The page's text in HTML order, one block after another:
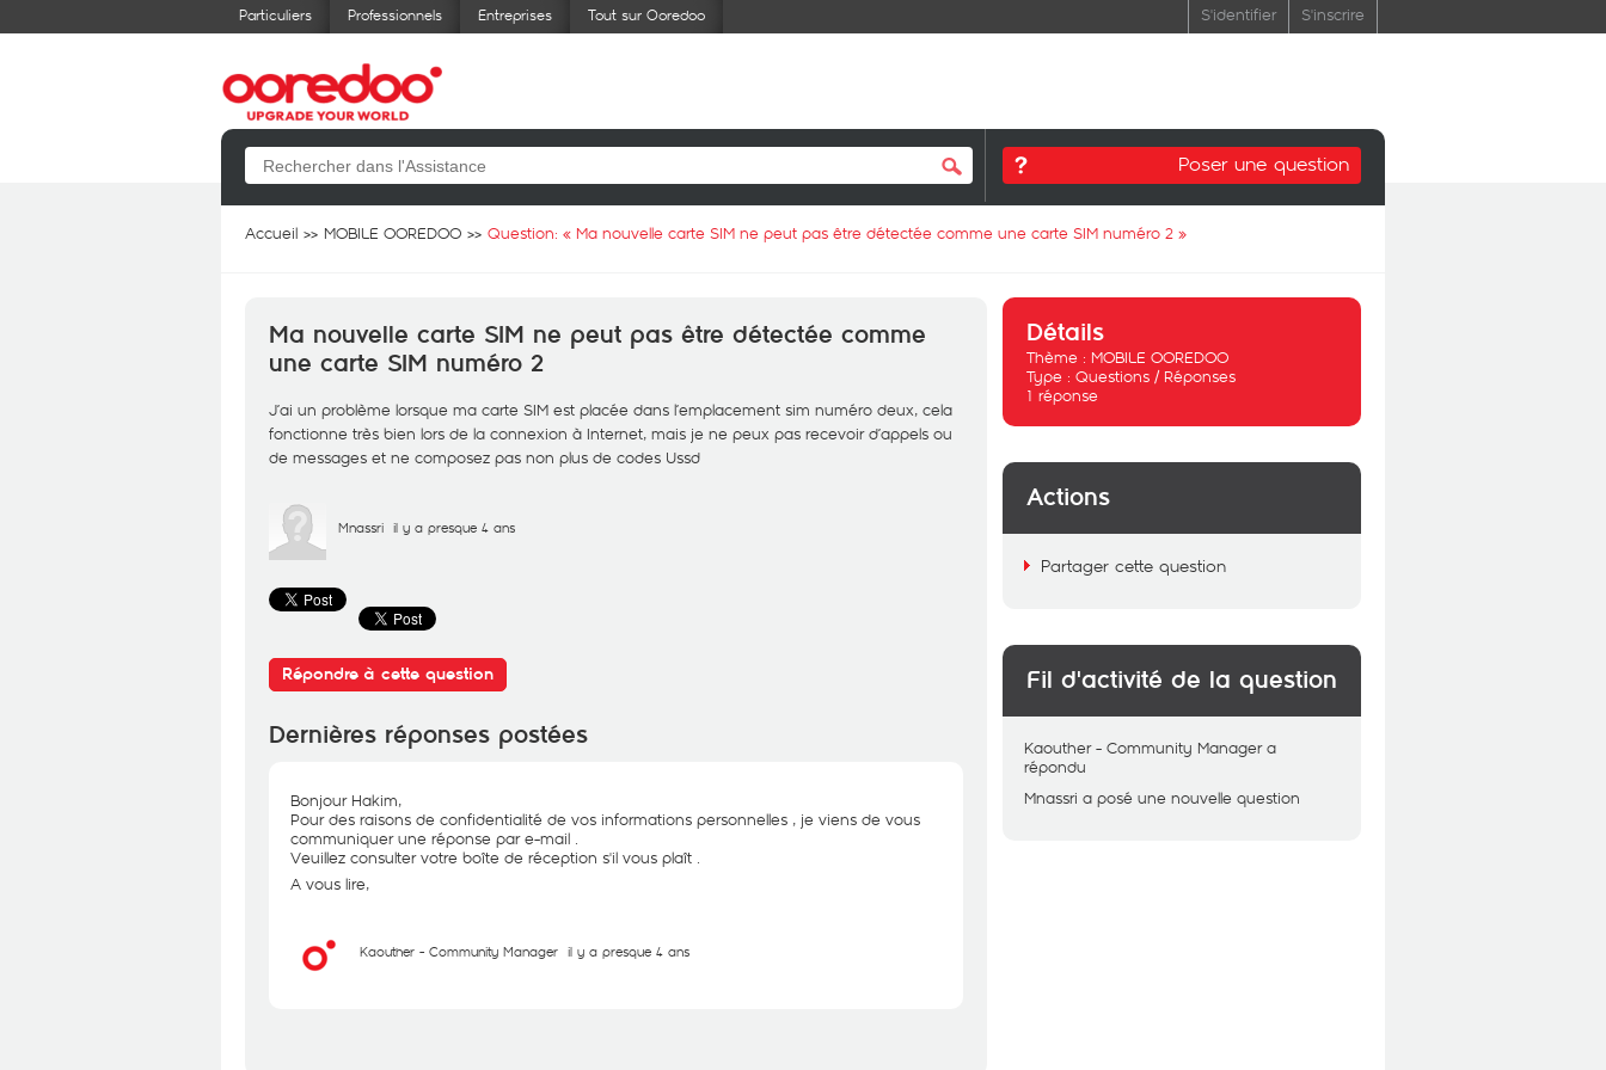
Particuliers Professionnels Entreprises Tout sur Ooredoo S'identifier S'inscrire
Poser une question
Accueil MOBILE OOREDOO Question: « Ma nouvelle carte SIM ne peut pas être détectée comme une carte SIM numéro 2 »
Ma nouvelle carte SIM ne peut pas être détectée comme
une carte SIM numéro 2
J’ai un problème lorsque ma carte SIM est placée dans l’emplacement sim numéro deux, cela
fonctionne très bien lors de la connexion à Internet, mais je ne peux pas recevoir d’appels ou
de messages et ne composez pas non plus de codes Ussd
Mnassri il y a presque 4 ans
Répondre à cette question
Dernières réponses postées
Bonjour Hakim,
Pour des raisons de confidentialité de vos informations personnelles , je viens de vous
communiquer une réponse par e-mail .
Veuillez consulter votre boîte de réception s'il vous plaît .
A vous lire,
Kaouther - Community Manager il y a presque 4 ans
Détails
Thème : MOBILE OOREDOO
Type : Questions / Réponses
1 réponse
Actions
Partager cette question
Fil d'activité de la question
Kaouther - Community Manager a
répondu
Mnassri a posé une nouvelle question